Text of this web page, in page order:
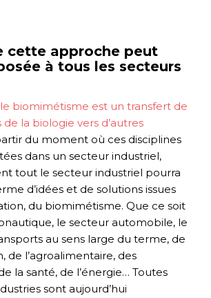
cette approche peut
à tous les secteurs
le biomimétisme est un transfert de
de la biologie vers d’autres
du moment où ces disciplines
dans un secteur industriel,
tout le secteur industriel pourra
d’idées et de solutions issues
du biomimétisme. Que ce soit
le secteur automobile, le
au sens large du terme, de
de l’agroalimentaire, des
la santé, de l’énergie… Toutes
sont aujourd’hui